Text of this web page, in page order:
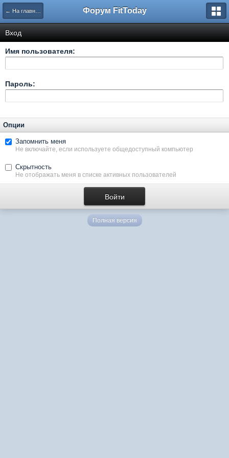
← На главную Форум FitToday
Вход
Имя пользователя:
Пароль:
Опции
Запомнить меня
Не включайте, если используете общедоступный компьютер
Скрытность
Не отображать меня в списке активных пользователей
Полная версия